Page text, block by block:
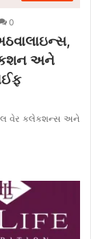
0
અને
વેર કલેકશન્સ અને